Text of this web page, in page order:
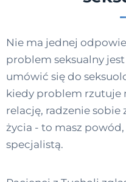
Nie ma jednej
problem seksualny
umówić się do
kiedy problem rzutuje
relację, radzenie sobie
życia - to masz
specjalistą.